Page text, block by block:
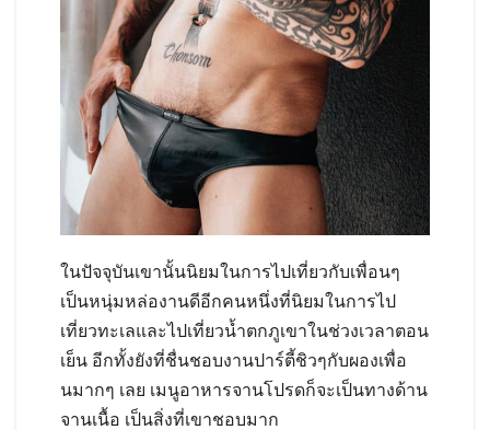
ในปัจจุบันเขานั้นนิยมในการไปเที่ยวกับเพื่อนๆ
เป็นหนุ่มหล่องานดีอีกคนหนึ่งที่นิยมในการไป
เที่ยวทะเลและไปเที่ยวน้ำตกภูเขาในช่วงเวลาตอน
เย็น อีกทั้งยังที่ชื่นชอบงานปาร์ตี้ชิวๆกับผองเพื่อ
นมากๆ เลย เมนูอาหารจานโปรดก็จะเป็นทางด้าน
จานเนื้อ เป็นสิ่งที่เขาชอบมาก